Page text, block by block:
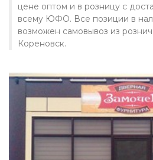
цене оптом и в розницу с
всему ЮФО. Все позиции в
возможен самовывоз из
Кореновск.